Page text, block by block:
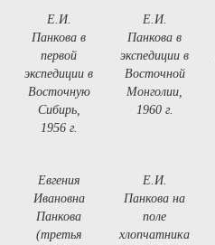
Е.И.
Панкова в
первой
экспедиции в
Восточную
Сибирь,
1956 г.
Е.И.
Панкова в
экспедиции в
Восточной
Монголии,
1960 г.
Евгения
Ивановна
Панкова
(третья
Е.И.
Панкова на
поле
хлопчатника